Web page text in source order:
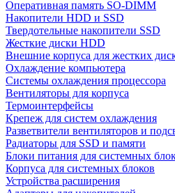
Оперативная память SO-DIMM
Накопители HDD и SSD
Твердотельные накопители SSD
Жесткие диски HDD
Внешние корпуса для жестких
Охлаждение компьютера
Системы охлаждения процессора
Вентиляторы для корпуса
Термоинтерфейсы
Крепеж для систем охлаждения
Разветвители вентиляторов и
Радиаторы для SSD и памяти
Блоки питания для системных
Корпуса для системных блоков
Устройства расширения